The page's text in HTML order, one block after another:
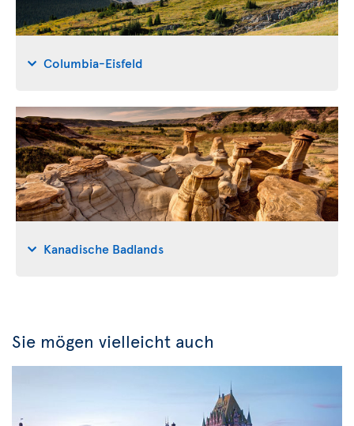
Columbia-Eisfeld
Kanadische Badlands
Sie mögen vielleicht auch